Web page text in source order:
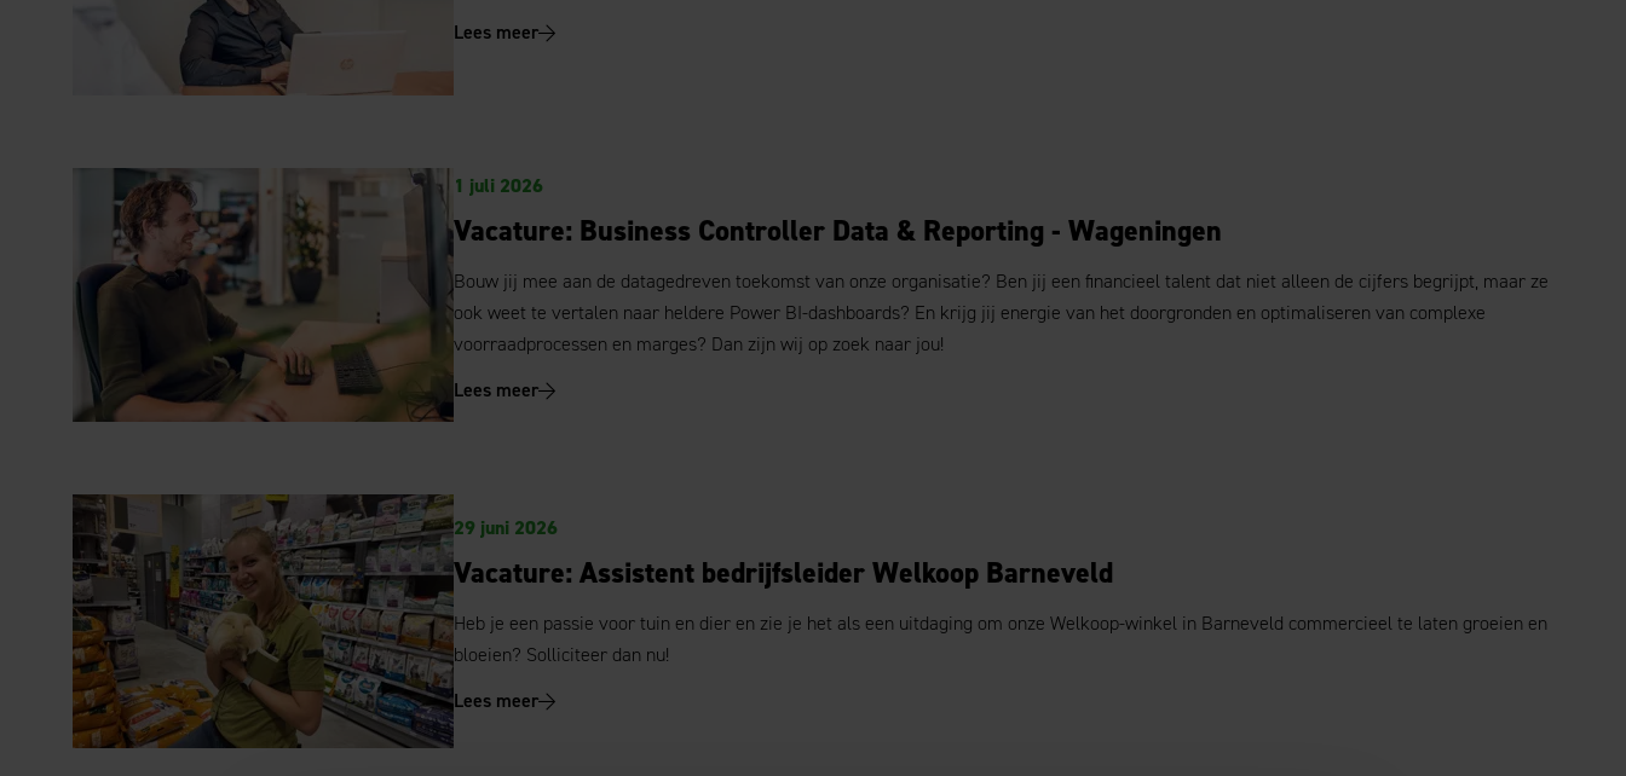
Lees meer
1 juli 2026
Vacature: Business Controller Data & Reporting - Wageningen
Bouw jij mee aan de datagedreven toekomst van onze organisatie? Ben jij een financieel talent dat niet alleen de cijfers begrijpt, maar ze
ook weet te vertalen naar heldere Power BI-dashboards? En krijg jij energie van het doorgronden en optimaliseren van complexe
voorraadprocessen en marges? Dan zijn wij op zoek naar jou!
Lees meer
29 juni 2026
Vacature: Assistent bedrijfsleider Welkoop Barneveld
Heb je een passie voor tuin en dier en zie je het als een uitdaging om onze Welkoop-winkel in Barneveld commercieel te laten groeien en
bloeien? Solliciteer dan nu!
Lees meer